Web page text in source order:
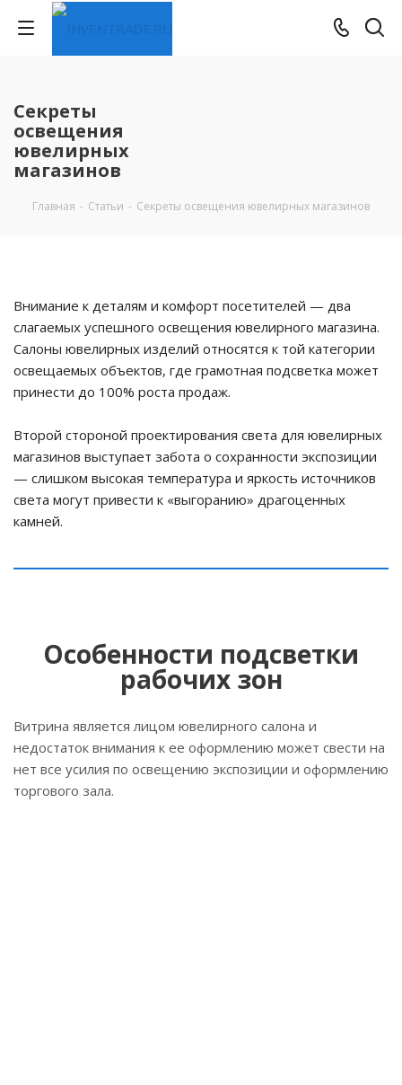
Секреты
освещения
ювелирных
магазинов
Главная - Статьи - Секреты освещения ювелирных магазинов
Внимание к деталям и комфорт посетителей — два
слагаемых успешного освещения ювелирного магазина.
Салоны ювелирных изделий относятся к той категории
освещаемых объектов, где грамотная подсветка может
принести до 100% роста продаж.
Второй стороной проектирования света для ювелирных
магазинов выступает забота о сохранности экспозиции
— слишком высокая температура и яркость источников
света могут привести к «выгоранию» драгоценных
камней.
Особенности подсветки
рабочих зон
Витрина является лицом ювелирного салона и
недостаток внимания к ее оформлению может свести на
нет все усилия по освещению экспозиции и оформлению
торгового зала.